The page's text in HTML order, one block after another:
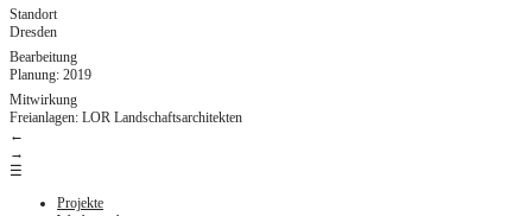
Standort
Dresden
Bearbeitung
Planung: 2019
Mitwirkung
Freianlagen: LOR Landschaftsarchitekten
←
→
☰
Projekte